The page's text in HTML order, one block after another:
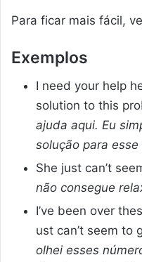
Para ficar mais fácil,
Exemplos
I need your help
solution to this
ajuda aqui. Eu
solução para esse
She just can’t
não consegue
I’ve been over
ust can’t seem to
olhei esses